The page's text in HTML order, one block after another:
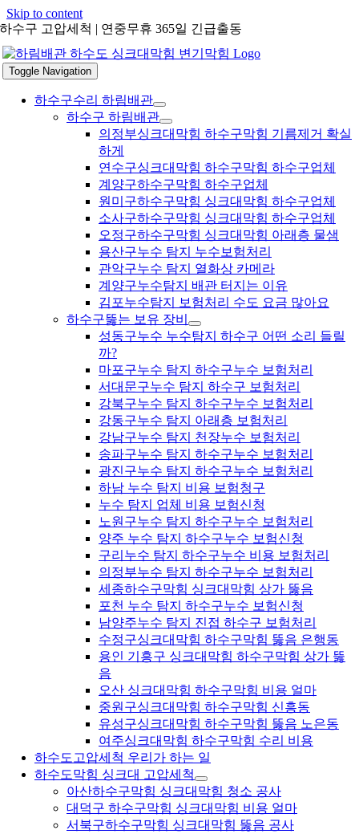
Skip to content
하수구 고압세척 | 연중무휴 365일 긴급출동
Toggle Navigation
하수구수리 하림배관
하수구 하림배관
의정부싱크대막힘 하수구막힘 기름제거 확실
하게
연수구싱크대막힘 하수구막힘 하수구업체
계양구하수구막힘 하수구업체
원미구하수구막힘 싱크대막힘 하수구업체
소사구하수구막힘 싱크대막힘 하수구업체
오정구하수구막힘 싱크대막힘 아래층 물샘
용산구누수 탐지 누수보험처리
관악구누수 탐지 열화상 카메라
계양구누수탐지 배관 터지는 이유
김포누수탐지 보험처리 수도 요금 많아요
하수구뚫는 보유 장비
성동구누수 누수탐지 하수구 어떤 소리 들릴
까?
마포구누수 탐지 하수구누수 보험처리
서대문구누수 탐지 하수구 보험처리
강북구누수 탐지 하수구누수 보험처리
강동구누수 탐지 아래층 보험처리
강남구누수 탐지 천장누수 보험처리
송파구누수 탐지 하수구누수 보험처리
광진구누수 탐지 하수구누수 보험처리
하남 누수 탐지 비용 보험청구
누수 탐지 업체 비용 보험신청
노원구누수 탐지 하수구누수 보험처리
양주 누수 탐지 하수구누수 보험신청
구리누수 탐지 하수구누수 비용 보험처리
의정부누수 탐지 하수구누수 보험처리
세종하수구막힘 싱크대막힘 상가 뚫음
포천 누수 탐지 하수구누수 보험신청
남양주누수 탐지 진접 하수구 보험처리
수정구싱크대막힘 하수구막힘 뚫음 은행동
용인 기흥구 싱크대막힘 하수구막힘 상가 뚫
음
오산 싱크대막힘 하수구막힘 비용 얼마
중원구싱크대막힘 하수구막힘 신흥동
유성구싱크대막힘 하수구막힘 뚫음 노은동
여주싱크대막힘 하수구막힘 수리 비용
하수도고압세척 우리가 하는 일
하수도막힘 싱크대 고압세척
아산하수구막힘 싱크대막힘 청소 공사
대덕구 하수구막힘 싱크대막힘 비용 얼마
서북구하수구막힘 싱크대막힘 뚫음 공사